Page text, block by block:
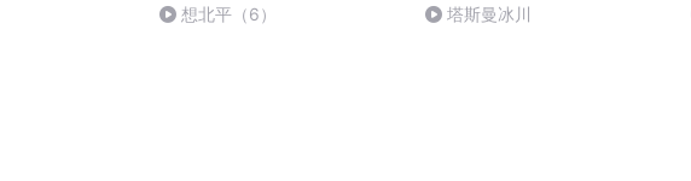
想北平（6） 塔斯曼冰川